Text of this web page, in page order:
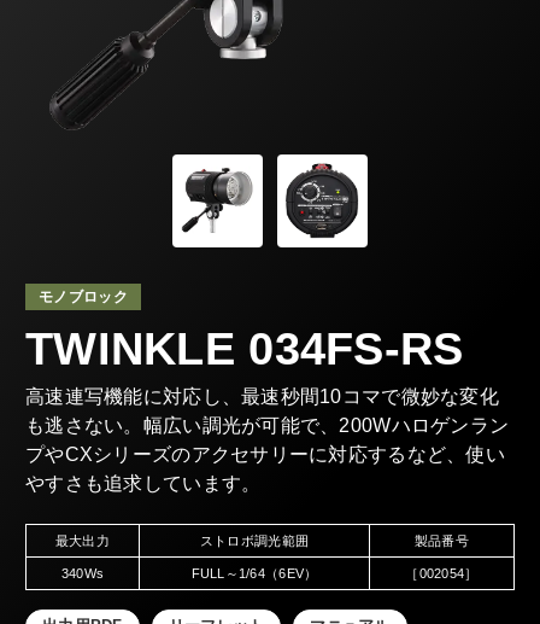
モノブロック
TWINKLE 034FS-RS
高速連写機能に対応し、最速秒間10コマで微妙な変化
も逃さない。幅広い調光が可能で、200Wハロゲンラン
プやCXシリーズのアクセサリーに対応するなど、使い
やすさも追求しています。
最大出力 ストロボ調光範囲 製品番号
340Ws FULL～1/64（6EV） ［002054］